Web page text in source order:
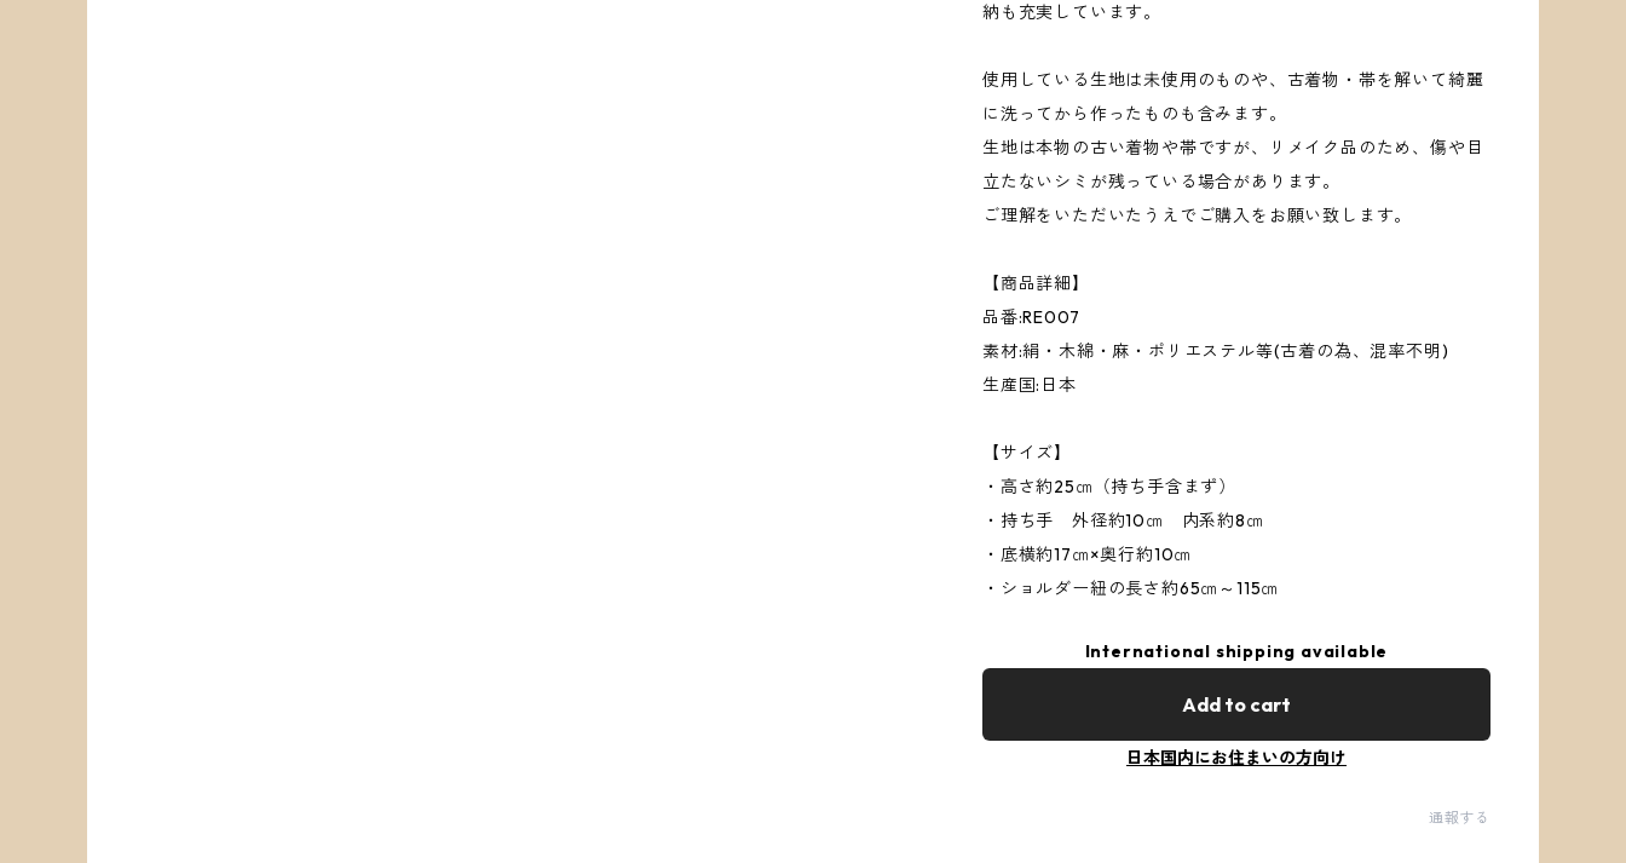
納も充実しています。
使用している生地は未使用のものや、古着物・帯を解いて綺麗
に洗ってから作ったものも含みます。
生地は本物の古い着物や帯ですが、リメイク品のため、傷や目
立たないシミが残っている場合があります。
ご理解をいただいたうえでご購入をお願い致します。
【商品詳細】
品番:RE007
素材:絹・木綿・麻・ポリエステル等(古着の為、混率不明)
生産国:日本
【サイズ】
・高さ約25㎝（持ち手含まず）
・持ち手 外径約10㎝ 内系約8㎝
・底横約17㎝×奥行約10㎝
・ショルダー紐の長さ約65㎝～115㎝
International shipping available
Add to cart
日本国内にお住まいの方向け
通報する